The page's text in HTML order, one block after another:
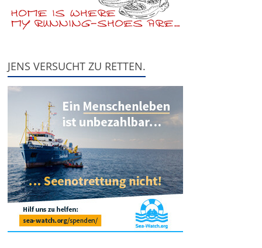
JENS VERSUCHT ZU RETTEN.